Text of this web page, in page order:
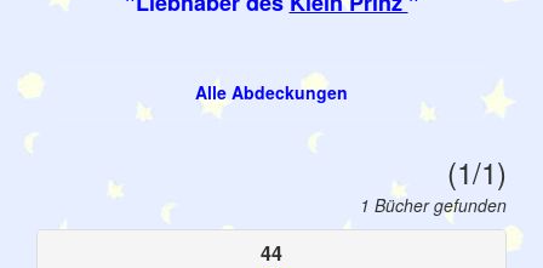
Alle Abdeckungen
(1/1)
1 Bücher gefunden
44